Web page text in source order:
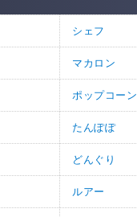
シェフ
マカロン
ポップコーン
たんぽぽ
どんぐり
ルアー